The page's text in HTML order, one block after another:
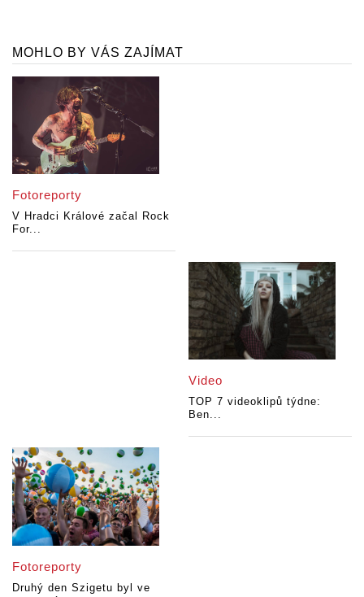
MOHLO BY VÁS ZAJÍMAT
Fotoreporty
V Hradci Králové začal Rock
For...
Video
TOP 7 videoklipů týdne:
Ben...
Fotoreporty
Druhý den Szigetu byl ve